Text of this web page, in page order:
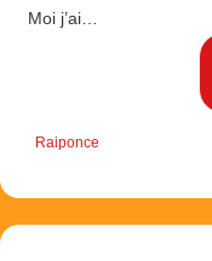
Moi j’ai…
Raiponce